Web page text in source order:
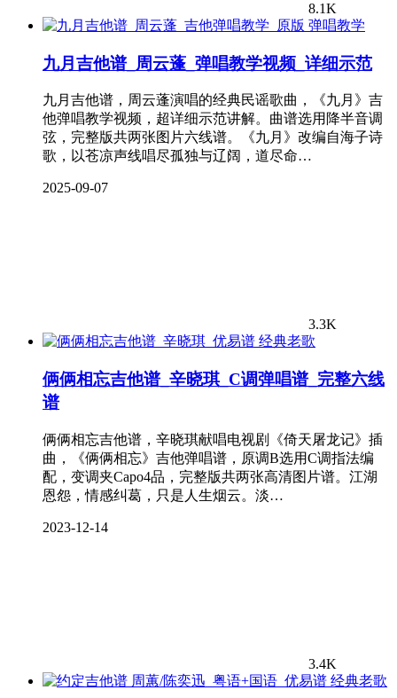
8.1K
弹唱教学
九月吉他谱_周云蓬_弹唱教学视频_详细示范
九月吉他谱，周云蓬演唱的经典民谣歌曲，《九月》吉
他弹唱教学视频，超详细示范讲解。曲谱选用降半音调
弦，完整版共两张图片六线谱。《九月》改编自海子诗
歌，以苍凉声线唱尽孤独与辽阔，道尽命…
2025-09-07
3.3K
经典老歌
俩俩相忘吉他谱_辛晓琪_C调弹唱谱_完整六线
谱
俩俩相忘吉他谱，辛晓琪献唱电视剧《倚天屠龙记》插
曲，《俩俩相忘》吉他弹唱谱，原调B选用C调指法编
配，变调夹Capo4品，完整版共两张高清图片谱。江湖
恩怨，情感纠葛，只是人生烟云。淡…
2023-12-14
3.4K
经典老歌